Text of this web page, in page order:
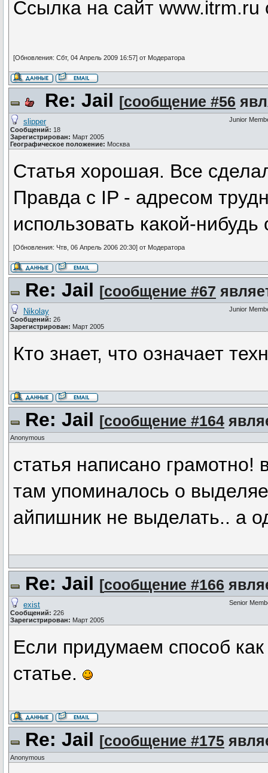
Ссылка на сайт www.itrm.ru
[Обновления: Сбт, 04 Апрель 2009 16:57] от Модератора
Re: Jail [сообщение #56
slipper
Сообщений: 18
Зарегистрирован: Март 2005
Географическое положение: Москва
Junior
Статья хорошая. Все
Правда с IP - адресом
использовать какой-
[Обновления: Чтв, 06 Апрель 2006 20:30] от Модератора
Re: Jail [сообщение #67
Nikolay
Сообщений: 26
Зарегистрирован: Март 2005
Junior
Кто знает, что означает
Re: Jail [сообщение #164
Anonymous
статья написано грамотно!
там упоминалось о
айпишник не выделать.. а
Re: Jail [сообщение #166
exist
Сообщений: 226
Зарегистрирован: Март 2005
Senior
Если придумаем способ
статье.
Re: Jail [сообщение #175
Anonymous